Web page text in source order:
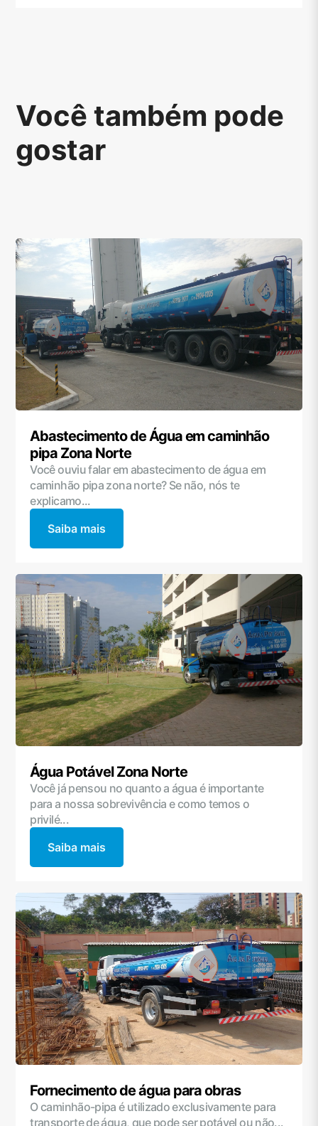
Você também pode
gostar
Abastecimento de Água em caminhão
pipa Zona Norte
Você ouviu falar em abastecimento de água em
caminhão pipa zona norte? Se não, nós te
explicamo...
Saiba mais
Água Potável Zona Norte
Você já pensou no quanto a água é importante
para a nossa sobrevivência e como temos o
privilé...
Saiba mais
Fornecimento de água para obras
O caminhão-pipa é utilizado exclusivamente para
transporte de água, que pode ser potável ou não...